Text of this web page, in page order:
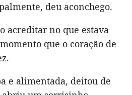
deu aconchego.
acreditar no que estava
que o coração de
e alimentada, deitou de